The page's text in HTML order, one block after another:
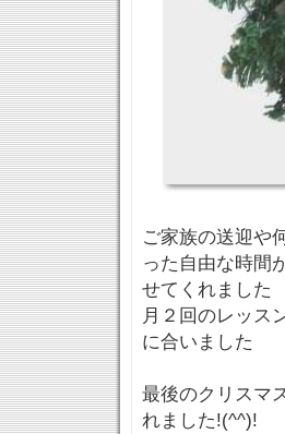
ご家族の送迎や
った自由な時間
せてくれました
月２回のレッス
に合いました
最後のクリスマ
れました!(^^)!